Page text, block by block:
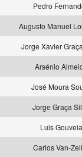
Pedro
Augusto Manuel
Jorge Xavier
Arsénio
José Moura
Jorge Graça
Luis Gouveia
Carlos Van-